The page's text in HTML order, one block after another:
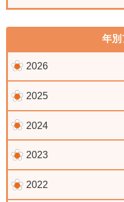
年別
2026
2025
2024
2023
2022